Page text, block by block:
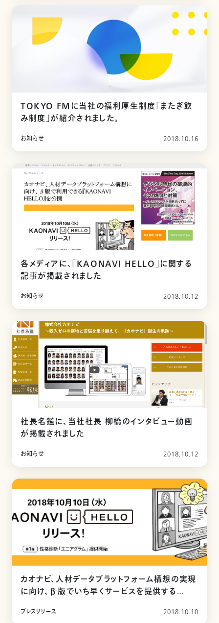
TOKYO FMに当社の福利厚生制度「またぎ飲
み制度」が紹介されました。
お知らせ 2018.10.16
各メディアに、「KAONAVI HELLO」に関する
記事が掲載されました
お知らせ 2018.10.12
社長名鑑に、当社社長 柳橋のインタビュー動画
が掲載されました
お知らせ 2018.10.12
カオナビ、人材データプラットフォーム構想の実現
に向け、β版でいち早くサービスを提供する
て、性格診断「エニアグラム」が10月10日（水）よ
プレスリリース 2018.10.10